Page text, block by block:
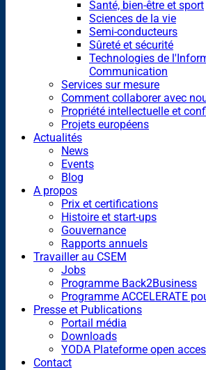
Santé, bien-être et sport
Sciences de la vie
Semi-conducteurs
Sûreté et sécurité
Technologies de
Communication
Services sur mesure
Comment collaborer avec
Propriété intellectuelle et
Projets européens
Actualités
News
Events
Blog
A propos
Prix et certifications
Histoire et start-ups
Gouvernance
Rapports annuels
Travailler au CSEM
Jobs
Programme Back2Business
Programme ACCELERATE
Presse et Publications
Portail média
Downloads
YODA Plateforme open
Contact